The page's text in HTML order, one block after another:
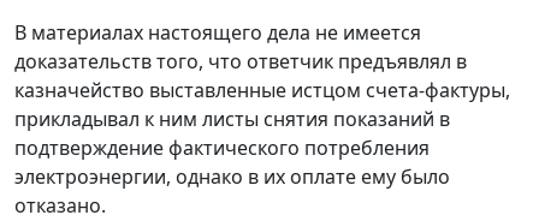
В материалах настоящего дела не имеется
доказательств того, что ответчик предъявлял в
казначейство выставленные истцом счета-фактуры,
прикладывал к ним листы снятия показаний в
подтверждение фактического потребления
электроэнергии, однако в их оплате ему было
отказано.